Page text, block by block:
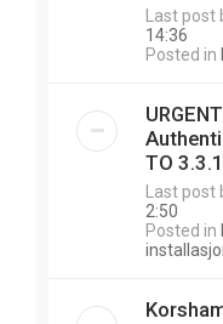
Last post
14:36
Posted in
TO
Last post
2:50
Posted in